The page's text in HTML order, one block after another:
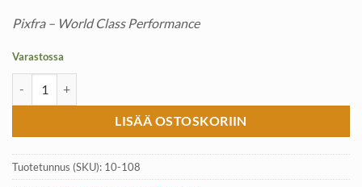
Pixfra – World Class Performance
Varastossa
LISÄÄ OSTOSKORIIN
Tuotetunnus (SKU): 10-108